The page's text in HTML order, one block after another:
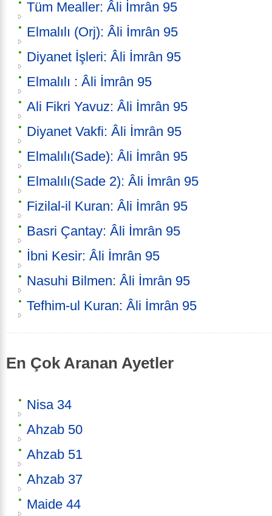
Tüm Mealler: Âli İmrân 95
Elmalılı (Orj): Âli İmrân 95
Diyanet İşleri: Âli İmrân 95
Elmalılı : Âli İmrân 95
Ali Fikri Yavuz: Âli İmrân 95
Diyanet Vakfi: Âli İmrân 95
Elmalılı(Sade): Âli İmrân 95
Elmalılı(Sade 2): Âli İmrân 95
Fizilal-il Kuran: Âli İmrân 95
Basri Çantay: Âli İmrân 95
İbni Kesir: Âli İmrân 95
Nasuhi Bilmen: Âli İmrân 95
Tefhim-ul Kuran: Âli İmrân 95
En Çok Aranan Ayetler
Nisa 34
Ahzab 50
Ahzab 51
Ahzab 37
Maide 44